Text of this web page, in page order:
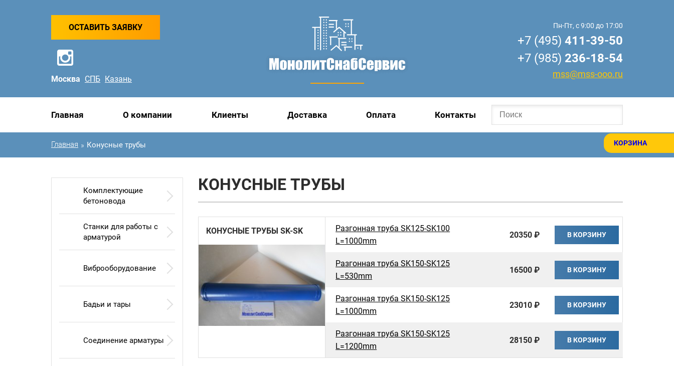
КОРЗИНА
ОСТАВИТЬ ЗАЯВКУ
Москва СПБ Казань
Пн-Пт, с 9:00 до 17:00
+7 (495) 411-39-50
+7 (985) 236-18-54
mss@mss-ooo.ru
Главная О компании Клиенты Доставка Оплата Контакты
Главная » Конусные трубы
КОНУСНЫЕ ТРУБЫ
КОНУСНЫЕ ТРУБЫ SK-SK
Разгонная труба SK125-SK100
L=1000mm
20350 ₽ В КОРЗИНУ
Разгонная труба SK150-SK125
L=530mm
16500 ₽ В КОРЗИНУ
Разгонная труба SK150-SK125
L=1000mm
23010 ₽ В КОРЗИНУ
Разгонная труба SK150-SK125
L=1200mm
28150 ₽ В КОРЗИНУ
Комплектующие
бетоновода
Станки для работы с
арматурой
Виброоборудование
Бадьи и тары
Соединение арматуры